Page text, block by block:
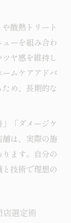
酸熱トリート
ーを組み合わ
ヤ感を維持し
ムケアアドバ
め、長期的な
「ダメージケ
は、実際の施
ます。自分の
技術で理想の
店選定術